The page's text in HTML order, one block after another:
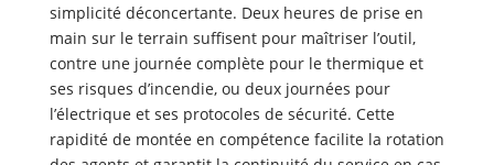
simplicité déconcertante. Deux heures de prise en
main sur le terrain suffisent pour maîtriser l’outil,
contre une journée complète pour le thermique et
ses risques d’incendie, ou deux journées pour
l’électrique et ses protocoles de sécurité. Cette
rapidité de montée en compétence facilite la rotation